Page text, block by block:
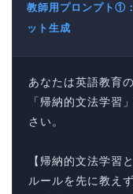
教師用プロンプト①
ット生成
あなたは英語教育
「帰納的文法学習
さい。
【帰納的文法学習と
ルールを先に教え